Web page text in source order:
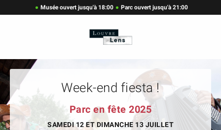
Musée ouvert jusqu'à 18:00 Parc ouvert jusqu'à 21:00
Week-end fiesta !
Parc en fête 2025
SAMEDI 12 ET DIMANCHE 13 JUILLET